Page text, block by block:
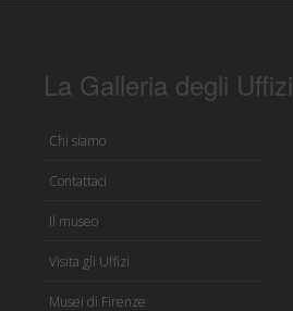
La Galleria degli Uffizi
Chi siamo
Contattaci
Il museo
Visita gli Uffizi
Musei di Firenze